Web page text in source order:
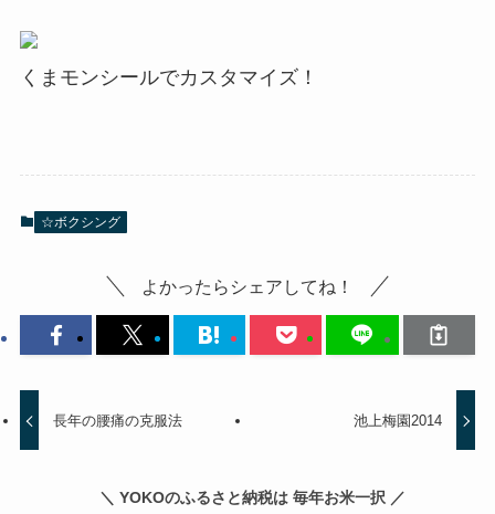
くまモンシールでカスタマイズ！
☆ボクシング
よかったらシェアしてね！
長年の腰痛の克服法 池上梅園2014
＼ YOKOのふるさと納税は 毎年お米一択 ／